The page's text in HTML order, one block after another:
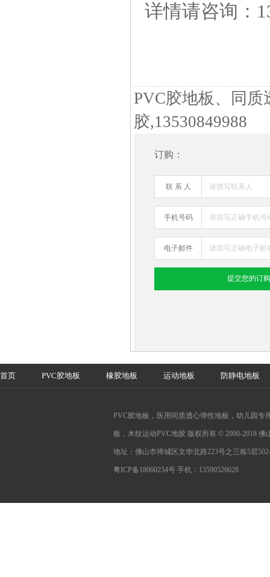
详情请咨询：
PVC胶地板、同
胶,13530849988
订购：
联 系 人
手机号码
电子邮件
首页 PVC胶地板 橡胶地板 运动地板 防静电地板
PVC胶地板，医用同质透心弹性地板，幼儿园专
板，木纹运动PVC地胶 版权所有 © 2000-2018
地址：佛山市禅城区文华北路223号之三栋5层
粤ICP备18060234号 手机：13590526628